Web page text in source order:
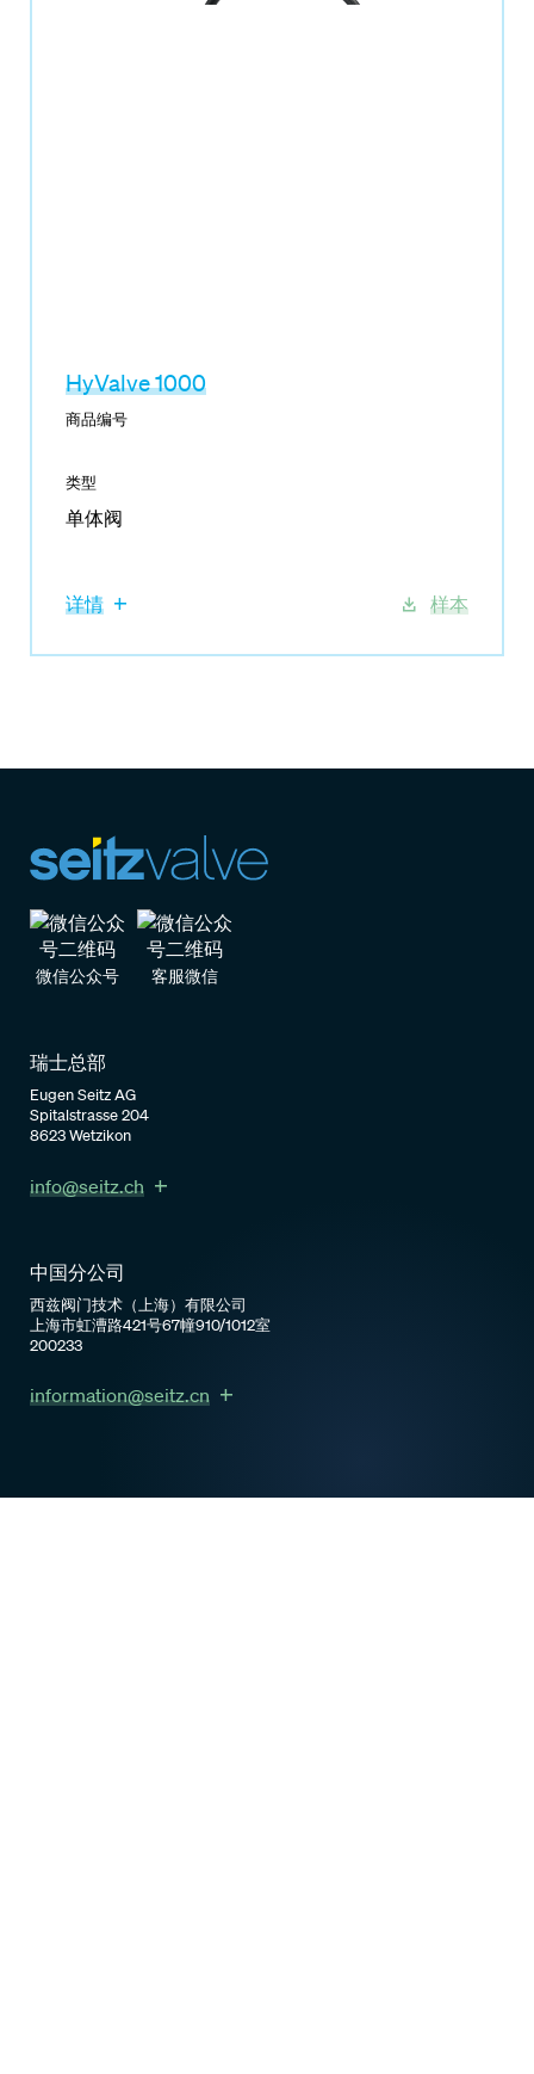
HyValve 1000
商品编号
类型
单体阀
详情 样本
微信公众号 客服微信
瑞士总部
Eugen Seitz AG
Spitalstrasse 204
8623 Wetzikon
info@seitz.ch
中国分公司
西兹阀门技术（上海）有限公司
上海市虹漕路421号67幢910/1012室
200233
information@seitz.cn